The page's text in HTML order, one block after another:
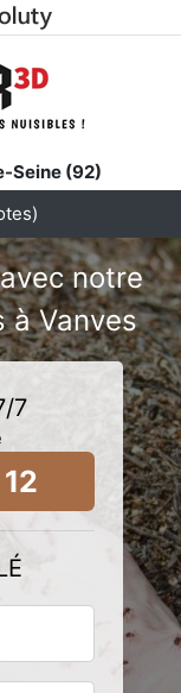
Seine (92)
notre
à Vanves
7